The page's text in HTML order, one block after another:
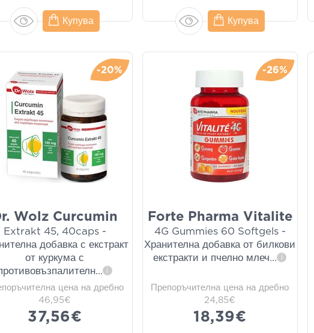
Купува Купува
-20%
Wolz Curcumin
Extrakt 45, 40caps -
добавка с екстракт
от куркума с
... i
цена на дребно
46,95€
37,56€
-26%
Forte Pharma Vitalite
4G Gummies 60 Softgels -
Хранителна добавка от билкови
екстракти и пчелно млеч... i
Препоръчителна цена на дребно
24,85€
18,39€